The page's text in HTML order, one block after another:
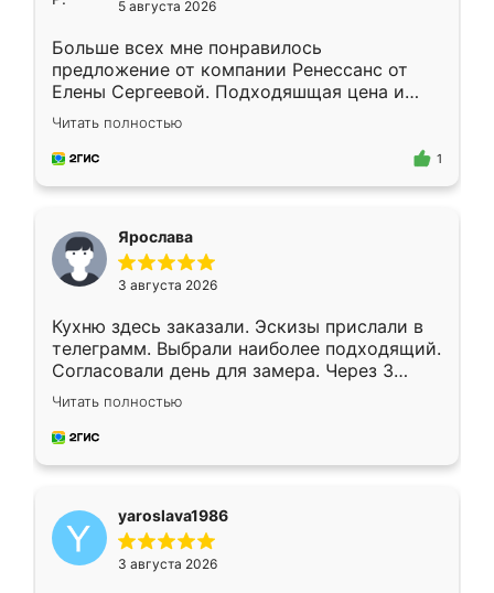
5 августа 2026
Больше всех мне понравилось
предложение от компании Ренессанс от
Елены Сергеевой. Подходяшщая цена и
короткие сроки изготовления. Приехавший
для замера сотрудник Владислав
предложил по моему эскизу самый
Читать полностью
1
Ярослава
3 августа 2026
Кухню здесь заказали. Эскизы прислали в
телеграмм. Выбрали наиболее подходящий.
Согласовали день для замера. Через 3
недели кухня была уже готова. Остались
довольны работой. Спасибо Ренессанс
мебель за качественную работу!
Читать полностью
yaroslava1986
3 августа 2026